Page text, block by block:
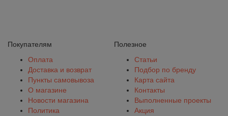
Покупателям
Оплата
Доставка и возврат
Пункты самовывоза
О магазине
Новости магазина
Политика
Полезное
Статьи
Подбор по бренду
Карта сайта
Контакты
Выполненные проекты
Акция